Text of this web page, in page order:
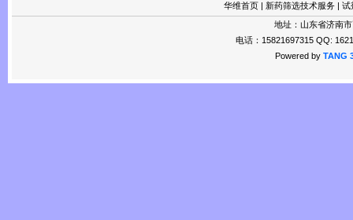
华维首页 | 新药筛选技术服务 | 试
地址：山东省济南
电话：15821697315 QQ:
Powered by TANG